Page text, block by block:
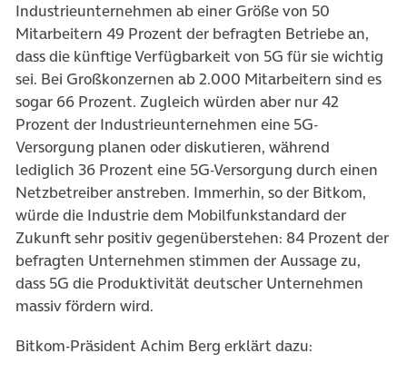
Industrieunternehmen ab einer Größe von 50
Mitarbeitern 49 Prozent der befragten Betriebe an,
dass die künftige Verfügbarkeit von 5G für sie wichtig
sei. Bei Großkonzernen ab 2.000 Mitarbeitern sind es
sogar 66 Prozent. Zugleich würden aber nur 42
Prozent der Industrieunternehmen eine 5G-
Versorgung planen oder diskutieren, während
lediglich 36 Prozent eine 5G-Versorgung durch einen
Netzbetreiber anstreben. Immerhin, so der Bitkom,
würde die Industrie dem Mobilfunkstandard der
Zukunft sehr positiv gegenüberstehen: 84 Prozent der
befragten Unternehmen stimmen der Aussage zu,
dass 5G die Produktivität deutscher Unternehmen
massiv fördern wird.
Bitkom-Präsident Achim Berg erklärt dazu: